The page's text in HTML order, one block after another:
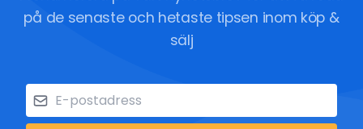
på de senaste och hetaste tipsen inom köp &
sälj